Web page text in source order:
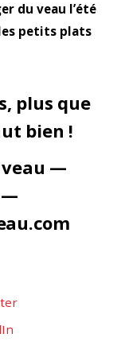
du veau l’été
petits plats
plus que
bien !
veau —
—